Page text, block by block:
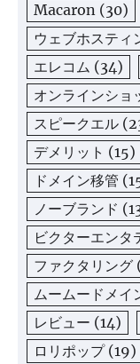
Macaron (30)
ウェブホスティ
エレコム (34)
オンラインショ
スピークエル
デメリット (15)
ドメイン移管
ノーブランド
ビクターエンタ
ファクタリング
ムームードメイ
レビュー (14)
ロリポップ(19)